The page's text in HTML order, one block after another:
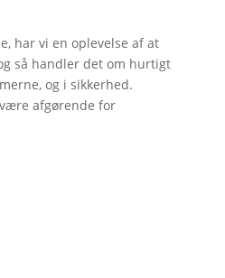
har vi en oplevelse af at
så handler det om hurtigt
og i sikkerhed.
afgørende for